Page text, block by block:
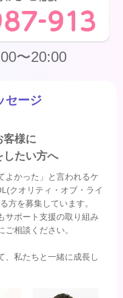
〜20:00
セージ
客様に
したい方へ
よかった」と言われるケ
クオリティ・オブ・ライ
方を募集しています。
サポート支援の取り組み
ご相談ください。
私たちと一緒に成長し